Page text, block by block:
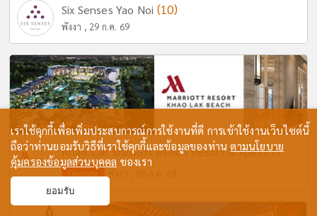
Six Senses Yao Noi (10)
พังงา , 29 ก.ค. 69
Khao Lak Marriott Beach Resort & Spa(17)
Update
เราใช้คุกกี้เพื่อเพิ่มประสบการณ์การใช้งานที่ดี การเข้าใช้งานเว็บไซต์นี้
ถือว่าท่านยอมรับวิธีที่เราใช้คุกกี้และข้อมูลของท่านตามนโยบาย
คุ้มครองข้อมูลส่วนบุคคล ของเรา
ยอมรับ